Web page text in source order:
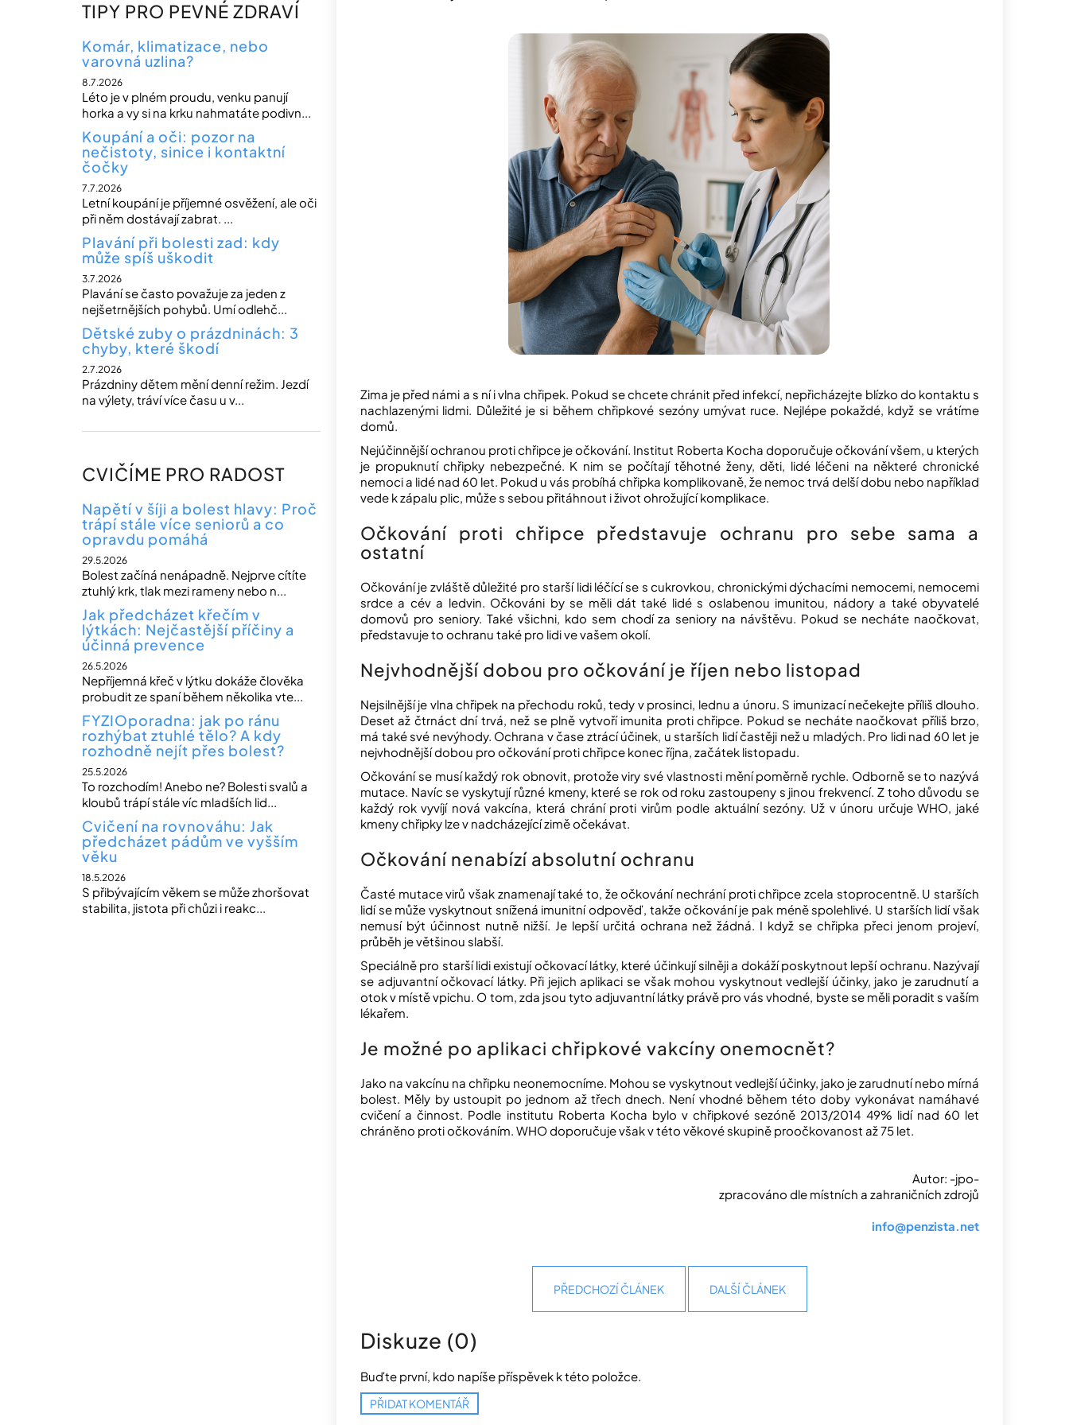
TIPY PRO PEVNÉ ZDRAVÍ
Komár, klimatizace, nebo
varovná uzlina?
8.7.2026
Léto je v plném proudu, venku panují
horka a vy si na krku nahmatáte podivn...
Koupání a oči: pozor na
nečistoty, sinice i kontaktní
čočky
7.7.2026
Letní koupání je příjemné osvěžení, ale oči
při něm dostávají zabrat. ...
Plavání při bolesti zad: kdy
může spíš uškodit
3.7.2026
Plavání se často považuje za jeden z
nejšetrnějších pohybů. Umí odlehč...
Dětské zuby o prázdninách: 3
chyby, které škodí
2.7.2026
Prázdniny dětem mění denní režim. Jezdí
na výlety, tráví více času u v...
CVIČÍME PRO RADOST
Napětí v šíji a bolest hlavy: Proč
trápí stále více seniorů a co
opravdu pomáhá
29.5.2026
Bolest začíná nenápadně. Nejprve cítíte
ztuhlý krk, tlak mezi rameny nebo n...
Jak předcházet křečím v
lýtkách: Nejčastější příčiny a
účinná prevence
26.5.2026
Nepříjemná křeč v lýtku dokáže člověka
probudit ze spaní během několika vte...
FYZIOporadna: jak po ránu
rozhýbat ztuhlé tělo? A kdy
rozhodně nejít přes bolest?
25.5.2026
To rozchodím! Anebo ne? Bolesti svalů a
kloubů trápí stále víc mladších lid...
Cvičení na rovnováhu: Jak
předcházet pádům ve vyšším
věku
18.5.2026
S přibývajícím věkem se může zhoršovat
stabilita, jistota při chůzi i reakc...
Zima je před námi a s ní i vlna chřipek. Pokud se chcete chránit před infekcí, nepřicházejte blízko do kontaktu s
nachlazenými lidmi. Důležité je si během chřipkové sezóny umývat ruce. Nejlépe pokaždé, když se vrátíme
domů.
Nejúčinnější ochranou proti chřipce je očkování. Institut Roberta Kocha doporučuje očkování všem, u kterých
je propuknutí chřipky nebezpečné. K nim se počítají těhotné ženy, děti, lidé léčeni na některé chronické
nemoci a lidé nad 60 let. Pokud u vás probíhá chřipka komplikovaně, že nemoc trvá delší dobu nebo například
vede k zápalu plic, může s sebou přitáhnout i život ohrožující komplikace.
Očkování proti chřipce představuje ochranu pro sebe sama a
ostatní
Očkování je zvláště důležité pro starší lidi léčící se s cukrovkou, chronickými dýchacími nemocemi, nemocemi
srdce a cév a ledvin. Očkováni by se měli dát také lidé s oslabenou imunitou, nádory a také obyvatelé
domovů pro seniory. Také všichni, kdo sem chodí za seniory na návštěvu. Pokud se necháte naočkovat,
představuje to ochranu také pro lidi ve vašem okolí.
Nejvhodnější dobou pro očkování je říjen nebo listopad
Nejsilnější je vlna chřipek na přechodu roků, tedy v prosinci, lednu a únoru. S imunizací nečekejte příliš dlouho.
Deset až čtrnáct dní trvá, než se plně vytvoří imunita proti chřipce. Pokud se necháte naočkovat příliš brzo,
má také své nevýhody. Ochrana v čase ztrácí účinek, u starších lidí častěji než u mladých. Pro lidi nad 60 let je
nejvhodnější dobou pro očkování proti chřipce konec října, začátek listopadu.
Očkování se musí každý rok obnovit, protože viry své vlastnosti mění poměrně rychle. Odborně se to nazývá
mutace. Navíc se vyskytují různé kmeny, které se rok od roku zastoupeny s jinou frekvencí. Z toho důvodu se
každý rok vyvíjí nová vakcína, která chrání proti virům podle aktuální sezóny. Už v únoru určuje WHO, jaké
kmeny chřipky lze v nadcházející zimě očekávat.
Očkování nenabízí absolutní ochranu
Časté mutace virů však znamenají také to, že očkování nechrání proti chřipce zcela stoprocentně. U starších
lidí se může vyskytnout snížená imunitní odpověď, takže očkování je pak méně spolehlivé. U starších lidí však
nemusí být účinnost nutně nižší. Je lepší určitá ochrana než žádná. I když se chřipka přeci jenom projeví,
průběh je většinou slabší.
Speciálně pro starší lidi existují očkovací látky, které účinkují silněji a dokáží poskytnout lepší ochranu. Nazývají
se adjuvantní očkovací látky. Při jejich aplikaci se však mohou vyskytnout vedlejší účinky, jako je zarudnutí a
otok v místě vpichu. O tom, zda jsou tyto adjuvantní látky právě pro vás vhodné, byste se měli poradit s vaším
lékařem.
Je možné po aplikaci chřipkové vakcíny onemocnět?
Jako na vakcínu na chřipku neonemocníme. Mohou se vyskytnout vedlejší účinky, jako je zarudnutí nebo mírná
bolest. Měly by ustoupit po jednom až třech dnech. Není vhodné během této doby vykonávat namáhavé
cvičení a činnost. Podle institutu Roberta Kocha bylo v chřipkové sezóně 2013/2014 49% lidí nad 60 let
chráněno proti očkováním. WHO doporučuje však v této věkové skupině proočkovanost až 75 let.
Autor: -jpo-
zpracováno dle místních a zahraničních zdrojů
info@penzista.net
PŘEDCHOZÍ ČLÁNEK DALŠÍ ČLÁNEK
Diskuze (0)
Buďte první, kdo napíše příspěvek k této položce.
PŘIDAT KOMENTÁŘ